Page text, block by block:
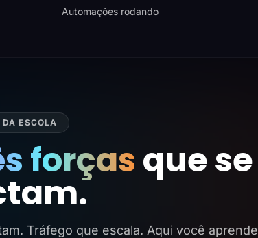
Automações rodando
ESCOLA
forçasque se
Tráfego que escala. Aqui você aprende